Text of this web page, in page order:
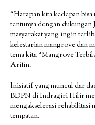
“Harapan kita kedepan
tentunya dengan
masyarakat yang ingin
kelestarian mangrove dan
tema kita “Mangrove
Arifin.
Inisiatif yang muncul dar
BDPN di Indragiri Hilir
mengakselerasi rehabilitasi
tempatan.